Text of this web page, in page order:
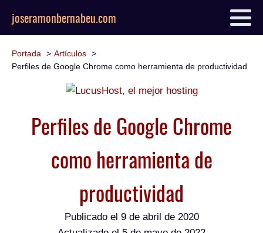
joseramonbernabeu.com
Portada
Artículos
Perfiles de Google Chrome como herramienta de productividad
Perfiles de Google Chrome
como herramienta de
productividad
Publicado el 9 de abril de 2020